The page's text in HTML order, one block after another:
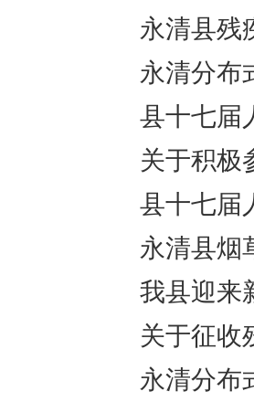
永清县残
永清分布
县十七届
关于积极
县十七届
永清县烟
我县迎来
关于征收
永清分布